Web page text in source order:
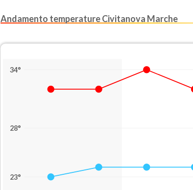
Andamento temperature Civitanova Marche
34°
28°
23°